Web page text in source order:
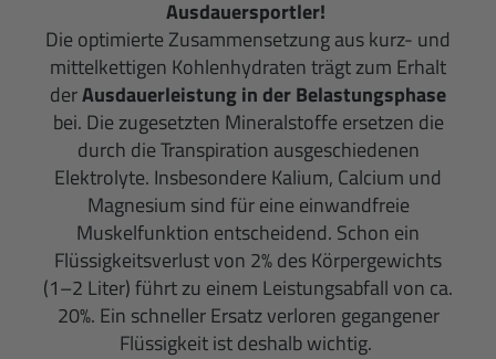
Ausdauersportler!
Die optimierte Zusammensetzung aus kurz- und
mittelkettigen Kohlenhydraten trägt zum Erhalt
derAusdauerleistung in der Belastungsphase
bei. Die zugesetzten Mineralstoffe ersetzen die
durch die Transpiration ausgeschiedenen
Elektrolyte. Insbesondere Kalium, Calcium und
Magnesium sind für eine einwandfreie
Muskelfunktion entscheidend. Schon ein
Flüssigkeitsverlust von 2% des Körpergewichts
(1–2 Liter) führt zu einem Leistungsabfall von ca.
20%. Ein schneller Ersatz verloren gegangener
Flüssigkeit ist deshalb wichtig.